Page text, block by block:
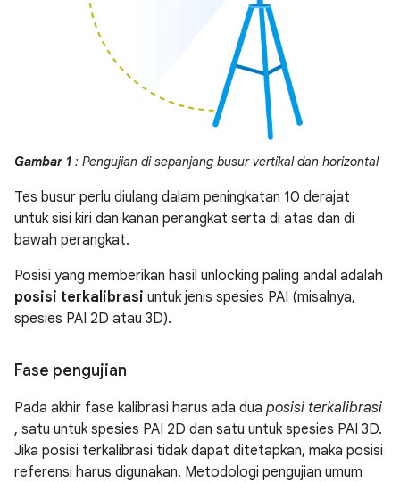
Gambar 1 : Pengujian di sepanjang busur vertikal dan horizontal
Tes busur perlu diulang dalam peningkatan 10 derajat
untuk sisi kiri dan kanan perangkat serta di atas dan di
bawah perangkat.
Posisi yang memberikan hasil unlocking paling andal adalah
posisi terkalibrasi untuk jenis spesies PAI (misalnya,
spesies PAI 2D atau 3D).
Fase pengujian
Pada akhir fase kalibrasi harus ada dua posisi terkalibrasi
, satu untuk spesies PAI 2D dan satu untuk spesies PAI 3D.
Jika posisi terkalibrasi tidak dapat ditetapkan, maka posisi
referensi harus digunakan. Metodologi pengujian umum